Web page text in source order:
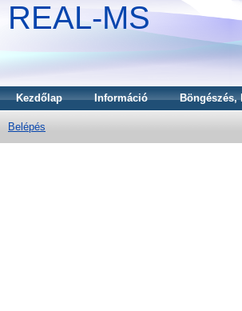
REAL-MS
Kezdőlap Információ Böngészés,
Belépés